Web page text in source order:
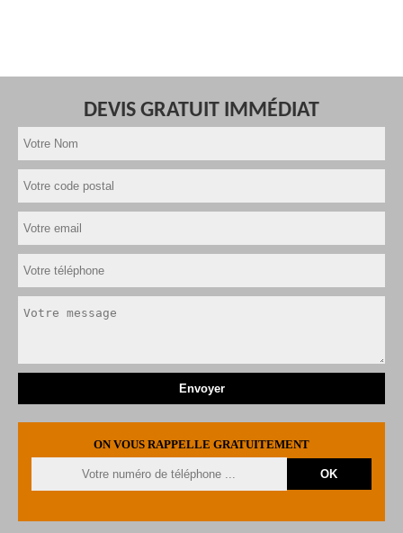
DEVIS GRATUIT IMMÉDIAT
ON VOUS RAPPELLE GRATUITEMENT